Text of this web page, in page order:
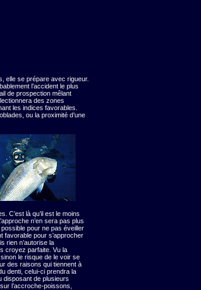
elle se prépare avec rigueur.
l’accident le plus
de prospection mêlant
des zones
les indices favorables.
ou la proximité d’une
C’est là qu’il est le moins
n’en sera pas plus
pour ne pas éveiller
favorable pour s’approcher
rien n’autorise la
croyez parfaite. Vu la
le risque de le voir se
des raisons qui tiennent à
denti, celui-ci prendra la
disposant de plusieurs
l’accroche-poissons,